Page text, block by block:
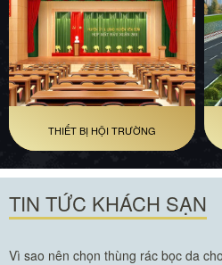
THIẾT BỊ HỘI TRƯỜNG
TIN TỨC KHÁCH SẠN
Vì sao nên chọn thùng rác bọc da